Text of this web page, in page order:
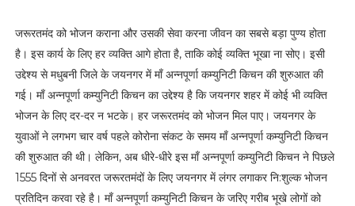
जरूरतमंद को भोजन कराना और उसकी सेवा करना जीवन का सबसे बड़ा पुण्य होता
है। इस कार्य के लिए हर व्यक्ति आगे होता है, ताकि कोई व्यक्ति भूखा ना सोए। इसी
उद्देश्य से मधुबनी जिले के जयनगर में माँ अन्नपूर्णा कम्युनिटी किचन की शुरुआत की
गई। माँ अन्नपूर्णा कम्युनिटी किचन का उद्देश्य है कि जयनगर शहर में कोई भी व्यक्ति
भोजन के लिए दर-दर न भटके। हर जरूरतमंद को भोजन मिल पाए। जयनगर के
युवाओं ने लगभग चार वर्ष पहले कोरोना संकट के समय माँ अन्नपूर्णा कम्युनिटी किचन
की शुरुआत की थी। लेकिन, अब धीरे-धीरे इस माँ अन्नपूर्णा कम्युनिटी किचन ने पिछले
1555 दिनों से अनवरत जरूरतमंदों के लिए जयनगर में लंगर लगाकर नि:शुल्क भोजन
प्रतिदिन करवा रहे है। माँ अन्नपूर्णा कम्युनिटी किचन के जरिए गरीब भूखे लोगों को